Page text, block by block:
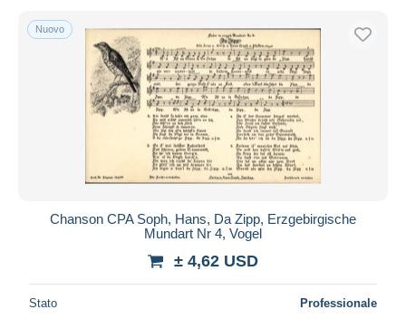
Nuovo
Chanson CPA Soph, Hans, Da Zipp, Erzgebirgische
Mundart Nr 4, Vogel
± 4,62 USD
Stato Professionale